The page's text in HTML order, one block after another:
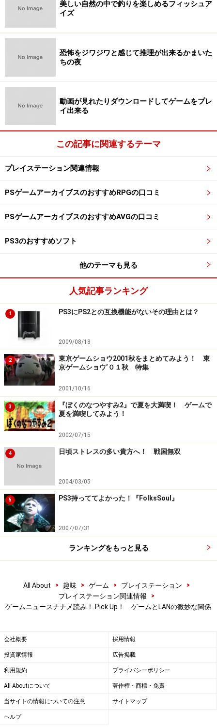
美しい自然の中で釣りを楽しめるフィッシュア
イズ
恐怖をジワジワと感じて推理が出来るかまいた
ちの夜
動画が見れたりダウンロードしてゲームをプレ
イ出来る
この記事に関連するテーマ
プレイステーション関連情報
PSゲームアーカイブスのおすすめRPGの口コミ
PSゲームアーカイブスのおすすめAVGの口コミ
PS3のおすすめソフト
他のテーマも見る
人気記事ランキング
1 PS3にPS2との互換機能がないその理由とは？
2009/08/18
2
東京ゲームショウ2001秋をまとめてみよう！ 東
京ゲームショウ’０１秋 特集
2001/10/16
3
『ぼくのなつやすみ2』で夏を大満喫！ ゲームで
夏を満喫してみよう！
2002/07/15
4 日頃ストレスの多い貴方へ！ 戦国無双
2004/03/05
5 PS3持っててよかった！『FolksSoul』
2007/07/31
ランキングをもっと見る
All About > 趣味 > ゲーム > プレイステーション
>
プレイステーション関連情報
>
ゲームニュースナナメ読み！ Pick Up！ ゲームとLANの微妙な関係
会社概要 採用情報
投資家情報 広告掲載
利用規約 プライバシーポリシー
All Aboutについて 著作権・商標・免責
当サイトの情報についての注意 サイトマップ
ヘルプ